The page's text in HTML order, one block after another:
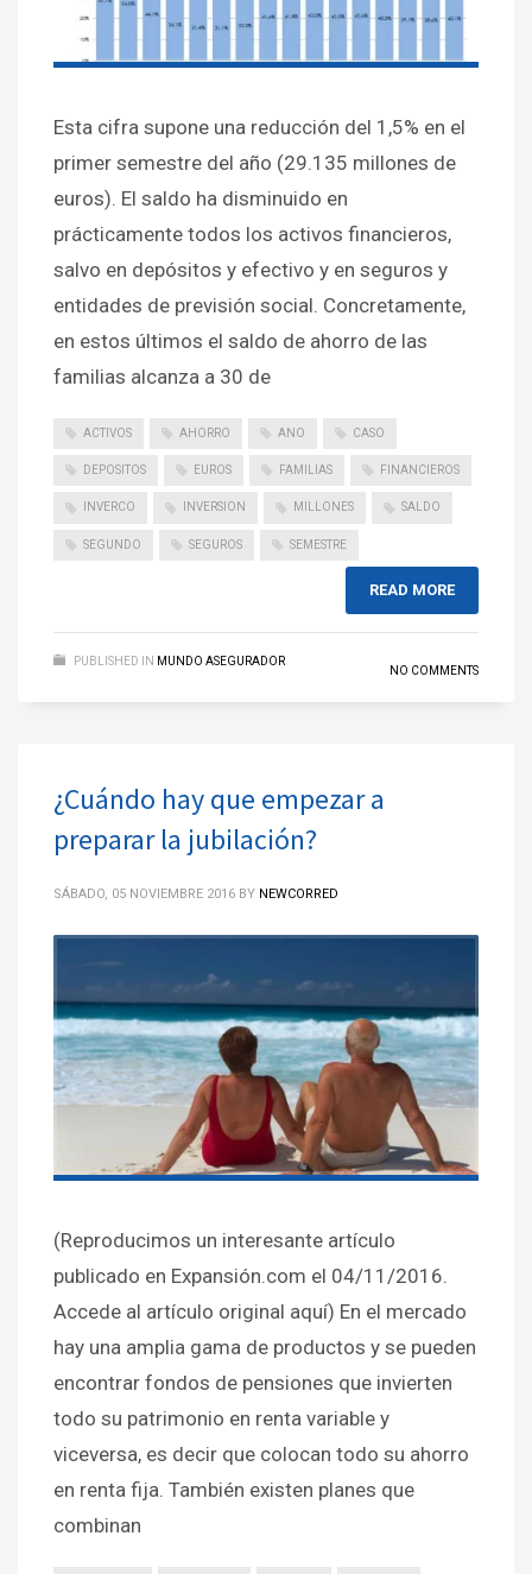
Esta cifra supone una reducción del 1,5% en el
primer semestre del año (29.135 millones de
euros). El saldo ha disminuido en
prácticamente todos los activos financieros,
salvo en depósitos y efectivo y en seguros y
entidades de previsión social. Concretamente,
en estos últimos el saldo de ahorro de las
familias alcanza a 30 de
ACTIVOS AHORRO ANO CASO
DEPOSITOS EUROS FAMILIAS FINANCIEROS
INVERCO INVERSION MILLONES SALDO
SEGUNDO SEGUROS SEMESTRE
READ MORE
PUBLISHED IN MUNDO ASEGURADOR
NO COMMENTS
¿Cuándo hay que empezar a
preparar la jubilación?
SÁBADO, 05 NOVIEMBRE 2016 BY NEWCORRED
(Reproducimos un interesante artículo
publicado en Expansión.com el 04/11/2016.
Accede al artículo original aquí) En el mercado
hay una amplia gama de productos y se pueden
encontrar fondos de pensiones que invierten
todo su patrimonio en renta variable y
viceversa, es decir que colocan todo su ahorro
en renta fija. También existen planes que
combinan